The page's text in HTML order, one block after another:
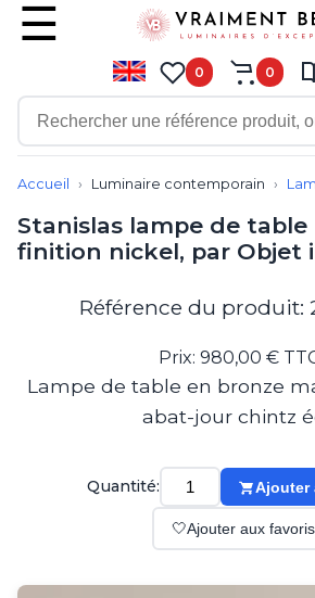
0 0
Contemporain
Applique
Eclairage tableau
Lampadaire
Lampe de table
Montagne
Suspension
Lampe de table
Accueil Luminaire contemporain
Stanislas lampe de
finition nickel, par Objet
Référence du produit:
Prix: 980,00 €
Lampe de table en bronze
abat-jour chintz
Quantité: Ajouter
🤍Ajouter aux favoris